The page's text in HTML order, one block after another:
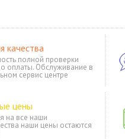
качества
полной проверки
оплаты. Обслуживание в
сервис центре
цены
на все наши
наши цены остаются